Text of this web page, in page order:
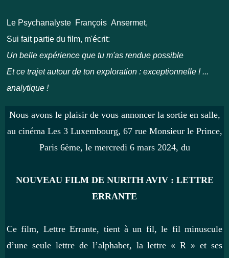
Le Psychanalyste François Ansermet,
Sui fait partie du film, m'écrit:
Un belle expérience que tu m'as rendue possible
Et ce trajet autour de ton exploration : exceptionnelle ! ...
analytique !
Nous avons le plaisir de vous annoncer la sortie en salle,
au cinéma Les 3 Luxembourg, 67 rue Monsieur le Prince,
Paris 6ème, le mercredi 6 mars 2024, du
NOUVEAU FILM DE NURITH AVIV : LETTRE
ERRANTE
Ce film, Lettre Errante, tient à un fil, le fil minuscule
d’une seule lettre de l’alphabet, la lettre « R » et ses